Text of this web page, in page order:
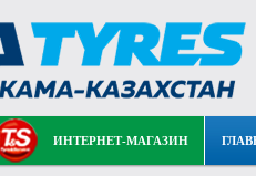
ИНТЕРНЕТ-МАГАЗИН